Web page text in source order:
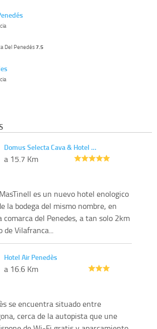
Del Penedés7.5
Domus Selecta Cava & Hotel …
a 15.7 Km
es un nuevo hotel enologico
la bodega del mismo nombre, en
comarca del Penedes, a tan solo 2km
Vilafranca...
Hotel Air Penedès
a 16.6 Km
se encuentra situado entre
cerca de la autopista que une